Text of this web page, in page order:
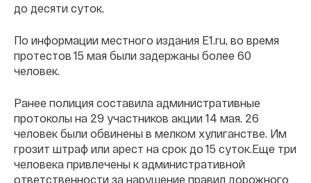
до десяти суток.
По информации местного издания E1.ru, во время
протестов 15 мая были задержаны более 60
человек.
Ранее полиция составила административные
протоколы на 29 участников акции 14 мая. 26
человек были обвинены в мелком хулиганстве. Им
грозит штраф или арест на срок до 15 суток.Еще три
человека привлечены к административной
ответственности за нарушение правил дорожного